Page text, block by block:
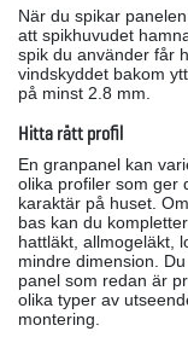
När du spikar
att spikhuvudet
spik du använder får
vindskyddet bakom
på minst 2.8 mm.
Hitta rätt profil
En granpanel kan
olika profiler som ger
karaktär på huset.
bas kan du
hattläkt, allmogeläkt,
mindre dimension.
panel som redan är
olika typer av
montering.